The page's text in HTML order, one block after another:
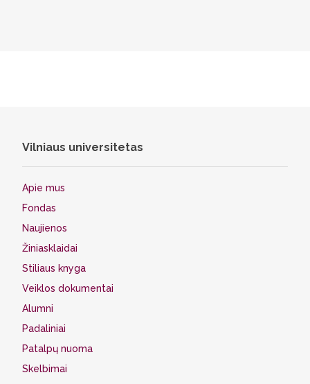
Vilniaus universitetas
Apie mus
Fondas
Naujienos
Žiniasklaidai
Stiliaus knyga
Veiklos dokumentai
Alumni
Padaliniai
Patalpų nuoma
Skelbimai